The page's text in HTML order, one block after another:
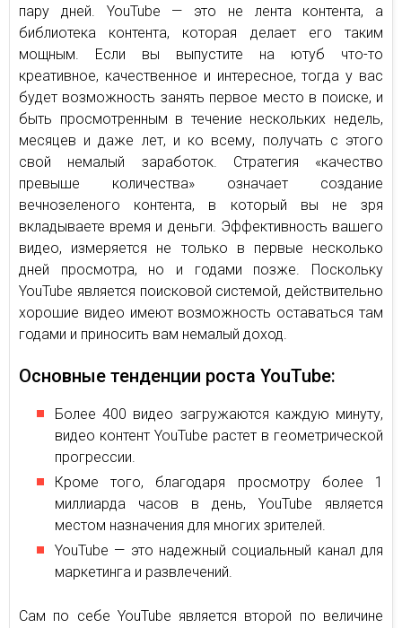
пару дней. YouTube — это не лента контента, а
библиотека контента, которая делает его таким
мощным. Если вы выпустите на ютуб что-то
креативное, качественное и интересное, тогда у вас
будет возможность занять первое место в поиске, и
быть просмотренным в течение нескольких недель,
месяцев и даже лет, и ко всему, получать с этого
свой немалый заработок. Стратегия «качество
превыше количества» означает создание
вечнозеленого контента, в который вы не зря
вкладываете время и деньги. Эффективность вашего
видео, измеряется не только в первые несколько
дней просмотра, но и годами позже. Поскольку
YouTube является поисковой системой, действительно
хорошие видео имеют возможность оставаться там
годами и приносить вам немалый доход.
Основные тенденции роста YouTube:
Более 400 видео загружаются каждую минуту,
видео контент YouTube растет в геометрической
прогрессии.
Кроме того, благодаря просмотру более 1
миллиарда часов в день, YouTube является
местом назначения для многих зрителей.
YouTube — это надежный социальный канал для
маркетинга и развлечений.
Сам по себе YouTube является второй по величине